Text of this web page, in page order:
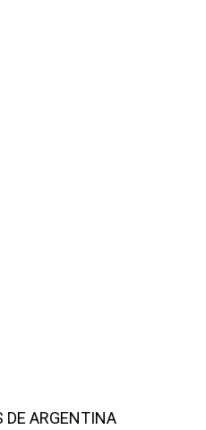
DE ARGENTINA